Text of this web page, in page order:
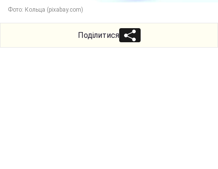
Фото: Кольца (pixabay.com)
Поділитися